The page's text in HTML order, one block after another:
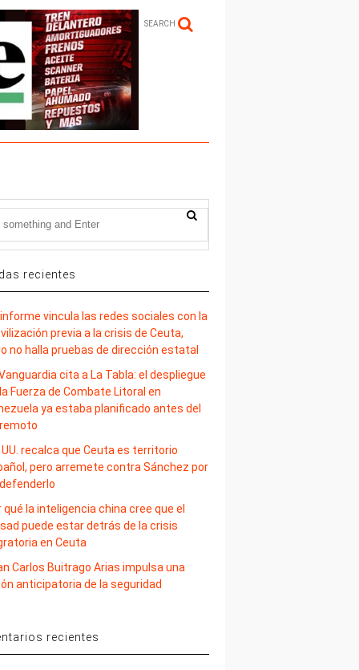
SEARCH
recientes
vincula las redes sociales con la
previa a la crisis de Ceuta,
no halla pruebas de dirección estatal
cita a La Tabla: el despliegue
Fuerza de Combate Litoral en
ya estaba planificado antes del
UU. recalca que Ceuta es territorio
pero arremete contra Sánchez por
qué la inteligencia china cree que el
puede estar detrás de la crisis
en Ceuta
Carlos Buitrago Arias impulsa una
anticipatoria de la seguridad
recientes